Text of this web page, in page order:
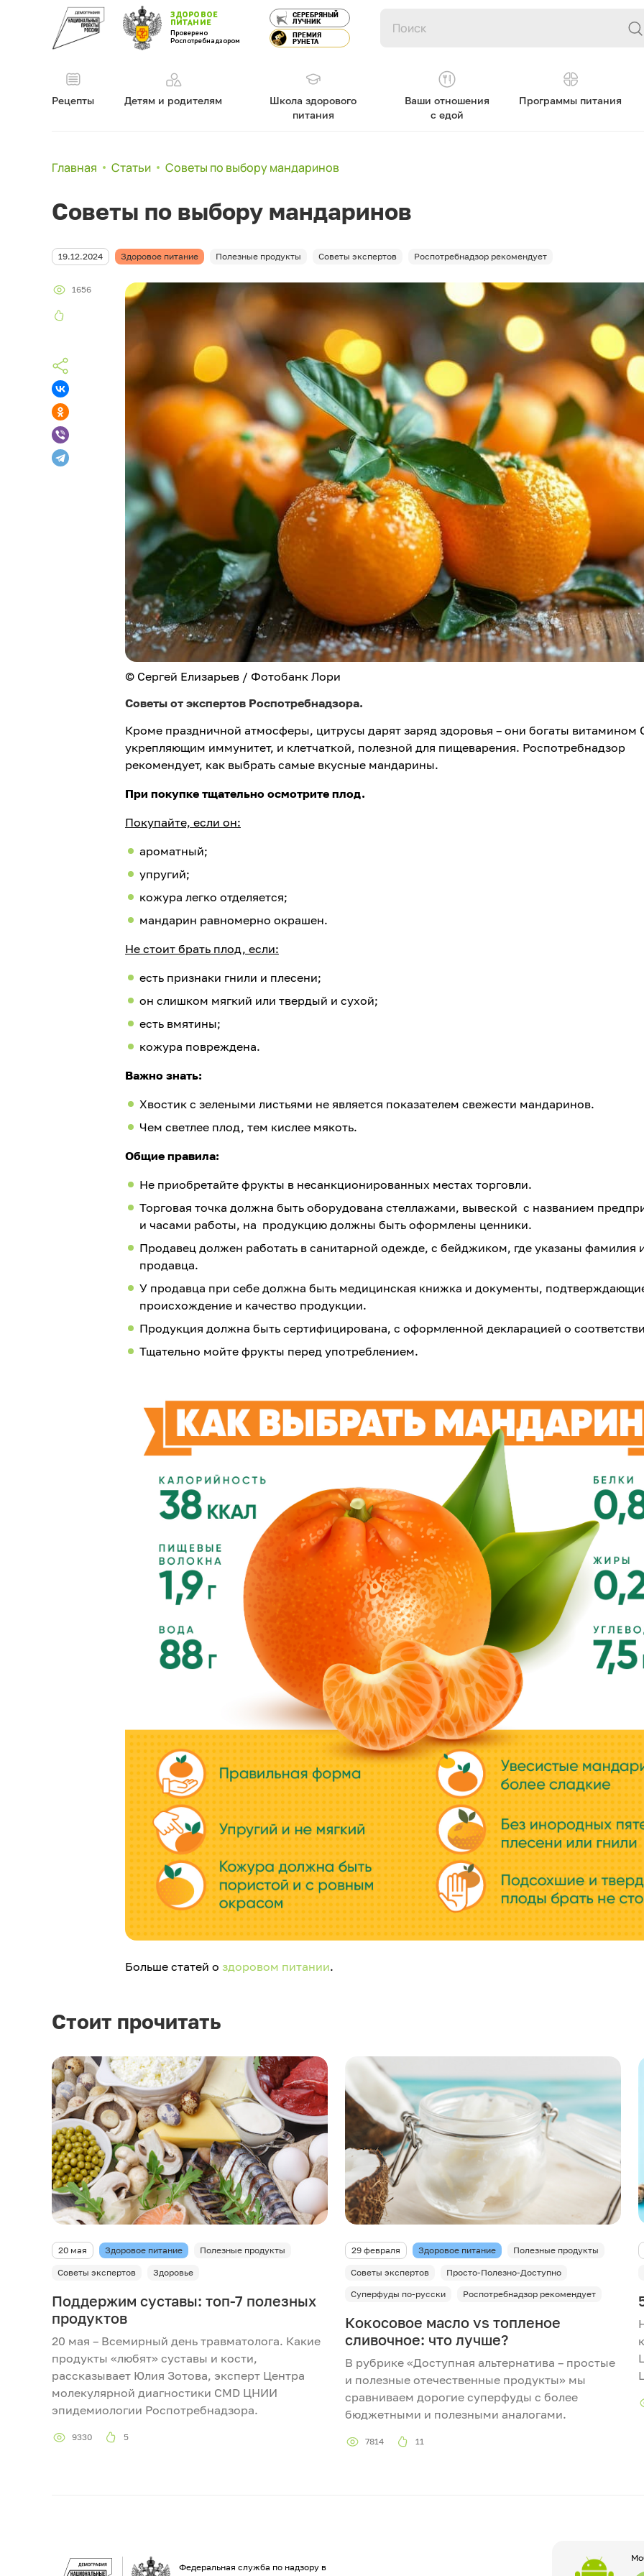
ЗДОРОВОЕ
ПИТАНИЕ
Проверено
Роспотребнадзором
СЕРЕБРЯНЫЙ
ЛУЧНИК
ПРЕМИЯ
РУНЕТА
Рецепты Детям и родителям
Школа здорового
питания
Ваши отношения
с едой
Программы питания
Главная Статьи Советы по выбору мандаринов
Советы по выбору мандаринов
19.12.2024 Здоровое питание Полезные продукты Советы экспертов Роспотребнадзор рекомендует
1656
© Сергей Елизарьев / Фотобанк Лори
Советы от экспертов Роспотребнадзора.
Кроме праздничной атмосферы, цитрусы дарят заряд здоровья – они богаты витамином
укрепляющим иммунитет, и клетчаткой, полезной для пищеварения. Роспотребнадзор
рекомендует, как выбрать самые вкусные мандарины.
При покупке тщательно осмотрите плод.
Покупайте, если он:
ароматный;
упругий;
кожура легко отделяется;
мандарин равномерно окрашен.
Не стоит брать плод, если:
есть признаки гнили и плесени;
он слишком мягкий или твердый и сухой;
есть вмятины;
кожура повреждена.
Важно знать:
Хвостик с зелеными листьями не является показателем свежести мандаринов.
Чем светлее плод, тем кислее мякоть.
Общие правила:
Не приобретайте фрукты в несанкционированных местах торговли.
Торговая точка должна быть оборудована стеллажами, вывеской с названием
и часами работы, на продукцию должны быть оформлены ценники.
Продавец должен работать в санитарной одежде, с бейджиком, где указаны фамилия
продавца.
У продавца при себе должна быть медицинская книжка и документы,
происхождение и качество продукции.
Продукция должна быть сертифицирована, с оформленной декларацией о
Тщательно мойте фрукты перед употреблением.
Больше статей о здоровом питании.
Стоит прочитать
20 мая Здоровое питание Полезные продукты
Советы экспертов Здоровье
Поддержим суставы: топ-7 полезных
продуктов
20 мая – Всемирный день травматолога. Какие
продукты «любят» суставы и кости,
рассказывает Юлия Зотова, эксперт Центра
молекулярной диагностики CMD ЦНИИ
эпидемиологии Роспотребнадзора.
9330 5
29 февраля Здоровое питание Полезные продукты
Советы экспертов
Просто-Полезно-Доступно
Суперфуды по-русски
Роспотребнадзор рекомендует
Кокосовое масло vs топленое
сливочное: что лучше?
В рубрике «Доступная альтернатива – простые
и полезные отечественные продукты» мы
сравниваем дорогие суперфуды с более
бюджетными и полезными аналогами.
7814 11
Федеральная служба по надзору в